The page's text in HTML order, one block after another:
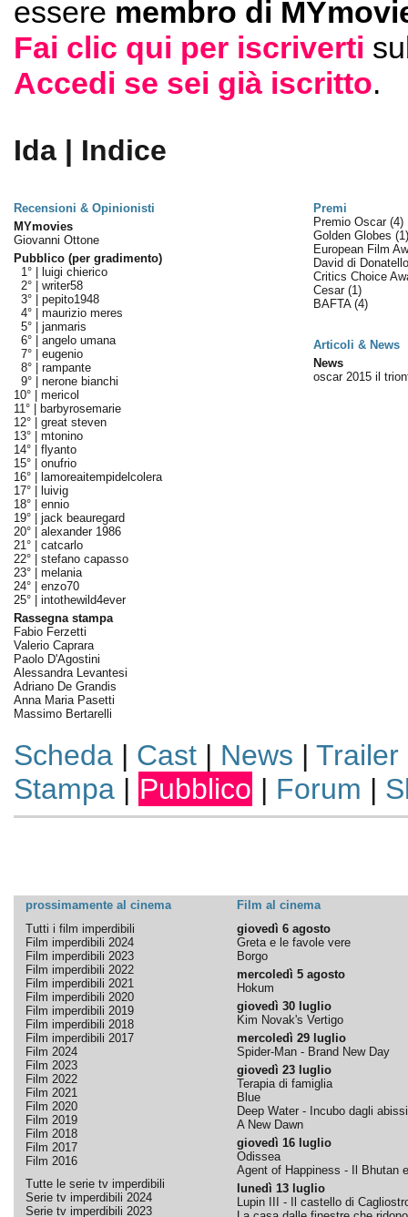
essere membro di
Fai clic qui per iscriverti
Accedi se sei già iscritto.
Ida | Indice
Recensioni & Opinionisti
Premi
MYmovies
Giovanni Ottone
Pubblico (per gradimento)
1° |
luigi chierico
2° | writer58
3° | pepito1948
4° | maurizio meres
5° | janmaris
6° | angelo umana
7° | eugenio
8° | rampante
9° | nerone bianchi
10° | mericol
11° |
barbyrosemarie
12° | great steven
13° | mtonino
14° | flyanto
15° | onufrio
16° |
lamoreaitempidelcolera
17° |
luivig
18° | ennio
19° | jack beauregard
20° | alexander 1986
21° | catcarlo
22° | stefano capasso
23° | melania
24° | enzo70
25° | intothewild4ever
Rassegna stampa
Fabio Ferzetti
Valerio Caprara
Paolo D'Agostini
Alessandra Levantesi
Adriano De Grandis
Anna Maria Pasetti
Massimo Bertarelli
Premio Oscar (4)
Golden Globes (1)
European Film
David di
Critics Choice
Cesar (1)
BAFTA (4)
Articoli & News
News
oscar 2015 il
Scheda| Cast| News | Trailer
Stampa| Pubblico | Forum |
prossimamente al cinema
Film al cinema
Tutti i film imperdibili
Film imperdibili 2024
Film imperdibili 2023
Film imperdibili 2022
Film imperdibili 2021
Film imperdibili 2020
Film imperdibili 2019
Film imperdibili 2018
Film imperdibili 2017
Film 2024
Film 2023
Film 2022
Film 2021
Film 2020
Film 2019
Film 2018
Film 2017
Film 2016
Tutte le serie tv imperdibili
Serie tv imperdibili 2024
Serie tv imperdibili 2023
giovedì 6 agosto
Greta e le favole vere
Borgo
mercoledì 5 agosto
Hokum
giovedì 30 luglio
Kim Novak's Vertigo
mercoledì 29 luglio
Spider-Man - Brand New Day
giovedì 23 luglio
Terapia di famiglia
Blue
Deep Water - Incubo dagli abissi
A New Dawn
giovedì 16 luglio
Odissea
Agent of Happiness - Il Bhutan
lunedì 13 luglio
Lupin III - Il castello di